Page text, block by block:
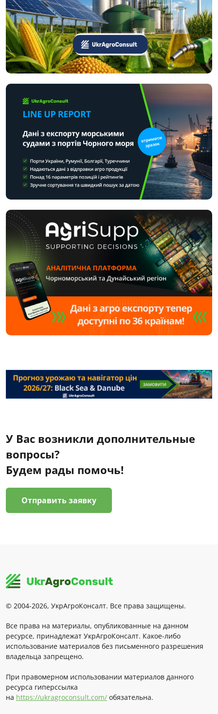
У Вас возникли дополнительные
вопросы?
Будем рады помочь!
Отправить заявку
© 2004-2026, УкрАгроКонсалт. Все права защищены.
Все права на материалы, опубликованные на данном
ресурсе, принадлежат УкрАгроКонсалт. Какое-либо
использование материалов без письменного разрешения
владельца запрещено.
При правомерном использовании материалов данного
ресурса гиперссылка
на https://ukragroconsult.com/ обязательна.